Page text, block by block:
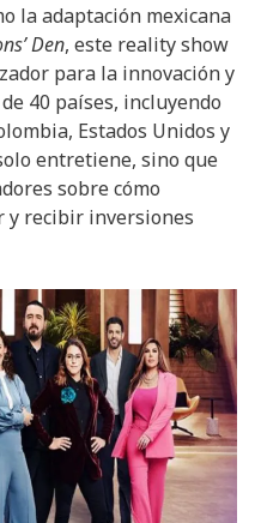
la adaptación mexicana
Den, este reality show
para la innovación y
40 países, incluyendo
Estados Unidos y
entretiene, sino que
sobre cómo
y recibir inversiones